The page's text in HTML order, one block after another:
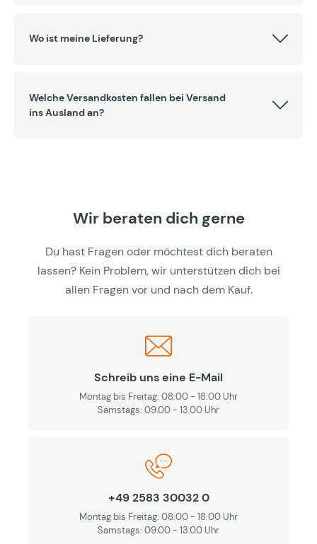
Wo ist meine Lieferung?
Welche Versandkosten fallen bei Versand
ins Ausland an?
Wir beraten dich gerne
Du hast Fragen oder möchtest dich beraten
lassen? Kein Problem, wir unterstützen dich bei
allen Fragen vor und nach dem Kauf.
Schreib uns eine E-Mail
Montag bis Freitag: 08:00 - 18:00 Uhr
Samstags: 09.00 - 13.00 Uhr
+49 2583 30032 0
Montag bis Freitag: 08:00 - 18:00 Uhr
Samstags: 09.00 - 13.00 Uhr